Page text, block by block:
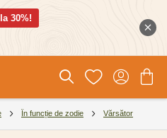
30%!
În funcție de zodie Vărsător